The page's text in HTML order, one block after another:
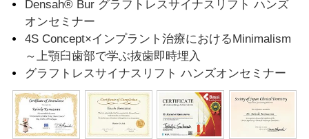
Densah® Bur グラフトレスサイナスリフト ハンズ
オンセミナー
4S Concept×インプラント治療におけるMinimalism
～上顎臼歯部で学ぶ抜歯即時埋入
グラフトレスサイナスリフト ハンズオンセミナー